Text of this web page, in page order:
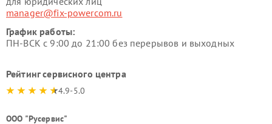
manager@fix-powercom.ru
График работы:
ПН-ВСК с 9:00 до 21:00 без перерывов и выходных
Рейтинг сервисного центра
4.9-5.0
ООО "Русервис"